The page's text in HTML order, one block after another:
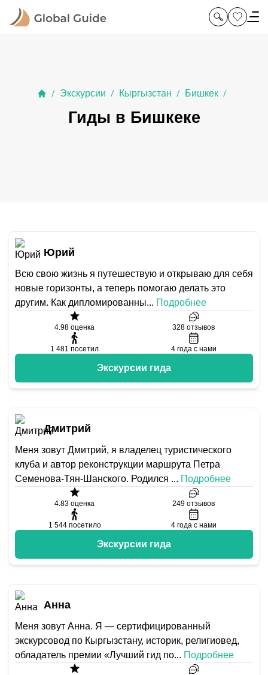
/ Экскурсии / Кыргызстан / Бишкек /
Гиды в Бишкеке
Юрий
Всю свою жизнь я путешествую и открываю для себя
новые горизонты, а теперь помогаю делать это
другим. Как дипломированны... Подробнее
4.98 оценка 328 отзывов
1 481 посетил 4 года с нами
Экскурсии гида
Дмитрий
Меня зовут Дмитрий, я владелец туристического
клуба и автор реконструкции маршрута Петра
Семенова-Тян-Шанского. Родился ... Подробнее
4.83 оценка 249 отзывов
1 544 посетило 4 года с нами
Экскурсии гида
Анна
Меня зовут Анна. Я — сертифицированный
экскурсовод по Кыргызстану, историк, религиовед,
обладатель премии «Лучший гид по... Подробнее